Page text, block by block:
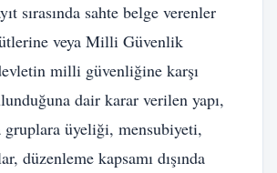
sırasında sahte belge verenler
veya Milli Güvenlik
milli güvenliğine karşı
dair karar verilen yapı,
gruplara üyeliği, mensubiyeti,
düzenleme kapsamı dışında